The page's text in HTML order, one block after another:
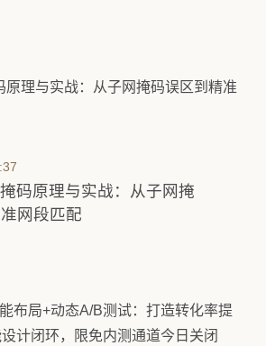
码原理与实战：从子网掩
网段匹配